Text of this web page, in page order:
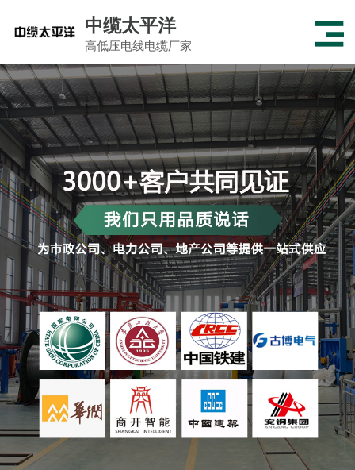
中缆太平洋
高低压电线电缆厂家